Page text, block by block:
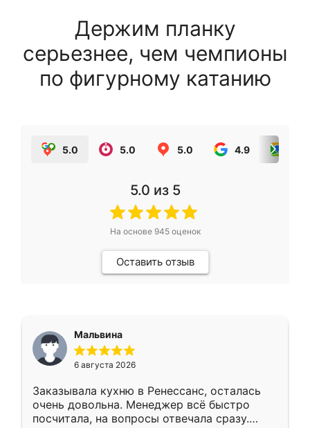
Держим планку
серьезнее, чем чемпионы
по фигурному катанию
5.0 5.0 5.0 4.9
5.0 из 5
На основе 945оценок
Оставить отзыв
Мальвина
6 августа 2026
Заказывала кухню в Ренессанс, осталась
очень довольна. Менеджер всё быстро
посчитала, на вопросы отвечала сразу.